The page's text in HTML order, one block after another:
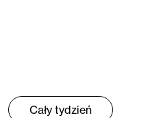
Cały tydzień